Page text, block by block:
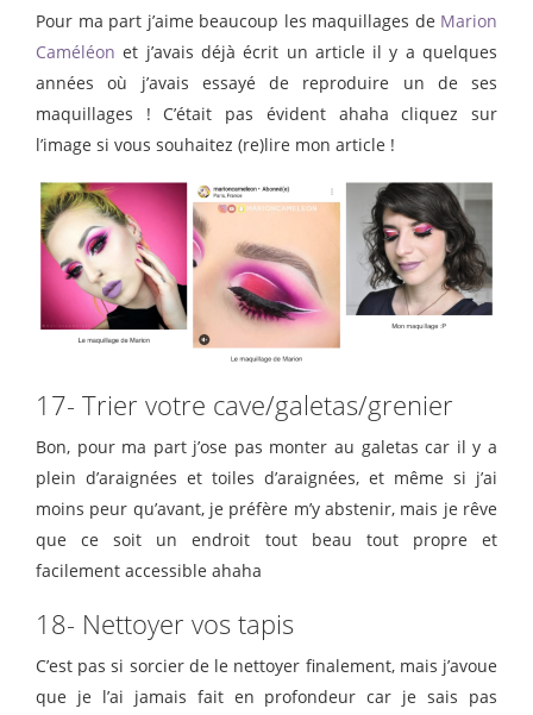
Pour ma part j’aime beaucoup les maquillages de Marion
Caméléon et j’avais déjà écrit un article il y a quelques
années où j’avais essayé de reproduire un de ses
maquillages ! C’était pas évident ahaha cliquez sur
l’image si vous souhaitez (re)lire mon article !
17- Trier votre cave/galetas/grenier
Bon, pour ma part j’ose pas monter au galetas car il y a
plein d’araignées et toiles d’araignées, et même si j’ai
moins peur qu’avant, je préfère m’y abstenir, mais je rêve
que ce soit un endroit tout beau tout propre et
facilement accessible ahaha
18- Nettoyer vos tapis
C’est pas si sorcier de le nettoyer finalement, mais j’avoue
que je l’ai jamais fait en profondeur car je sais pas